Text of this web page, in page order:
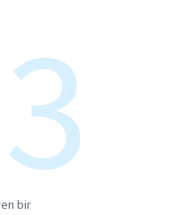
3
bir